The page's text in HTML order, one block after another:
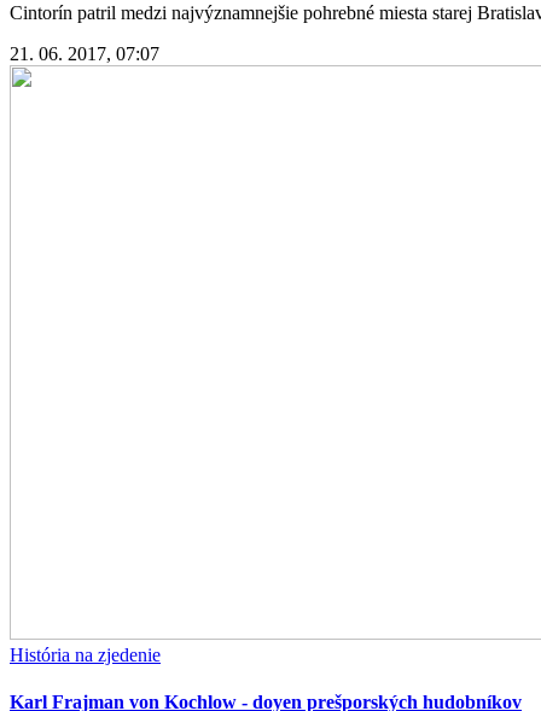
Cintorín patril medzi najvýznamnejšie pohrebné miesta starej
21. 06. 2017, 07:07
História na zjedenie
Karl Frajman von Kochlow - doyen prešporských hudobníkov